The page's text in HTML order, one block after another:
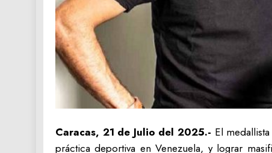
Caracas, 21 de Julio del 2025.- El
práctica deportiva en Venezuela, y lograr